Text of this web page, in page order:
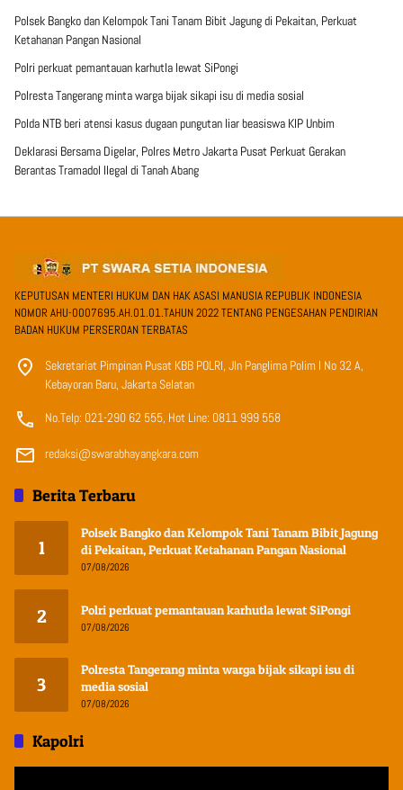
Polsek Bangko dan Kelompok Tani Tanam Bibit Jagung di Pekaitan, Perkuat
Ketahanan Pangan Nasional
Polri perkuat pemantauan karhutla lewat SiPongi
Polresta Tangerang minta warga bijak sikapi isu di media sosial
Polda NTB beri atensi kasus dugaan pungutan liar beasiswa KIP Unbim
Deklarasi Bersama Digelar, Polres Metro Jakarta Pusat Perkuat Gerakan
Berantas Tramadol Ilegal di Tanah Abang
KEPUTUSAN MENTERI HUKUM DAN HAK ASASI MANUSIA REPUBLIK INDONESIA
NOMOR AHU-0007695.AH.01.01.TAHUN 2022 TENTANG PENGESAHAN PENDIRIAN
BADAN HUKUM PERSEROAN TERBATAS
Sekretariat Pimpinan Pusat KBB POLRI, Jln Panglima Polim I No 32 A,
Kebayoran Baru, Jakarta Selatan
No.Telp: 021-290 62 555, Hot Line: 0811 999 558
redaksi@swarabhayangkara.com
Berita Terbaru
1
Polsek Bangko dan Kelompok Tani Tanam Bibit Jagung
di Pekaitan, Perkuat Ketahanan Pangan Nasional
07/08/2026
2 Polri perkuat pemantauan karhutla lewat SiPongi
07/08/2026
3
Polresta Tangerang minta warga bijak sikapi isu di
media sosial
07/08/2026
Kapolri